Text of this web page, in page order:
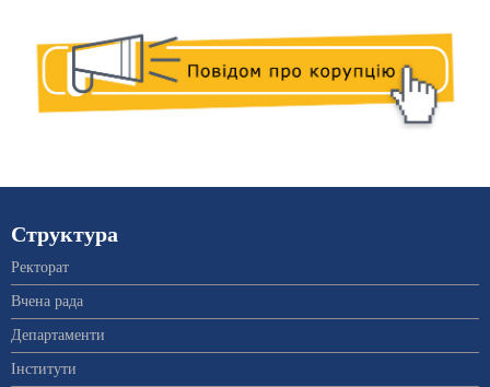
Структура
Ректорат
Вчена рада
Департаменти
Інститути